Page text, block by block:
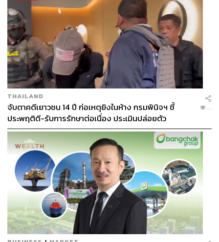
THAILAND
จับตาคดีเยาวชน 14 ปี ก่อเหตุยิงในห้าง กรมพินิจฯ ชี้
ประพฤติดี-รับการรักษาต่อเนื่อง ประเมินปล่อยตัว
...